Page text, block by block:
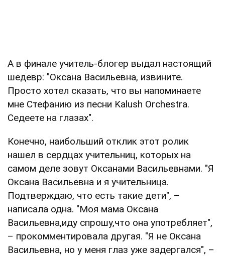
А в финале учитель-блогер выдал настоящий
шедевр: "Оксана Васильевна, извините.
Просто хотел сказать, что вы напоминаете
мне Стефанию из песни Kalush Orchestra.
Седеете на глазах".
Конечно, наибольший отклик этот ролик
нашел в сердцах учительниц, которых на
самом деле зовут Оксанами Васильевнами. "Я
Оксана Васильевна и я учительница.
Подтверждаю, что есть такие дети", –
написала одна. "Моя мама Оксана
Васильевна,иду спрошу,что она употребляет",
– прокомментировала другая. "Я не Оксана
Васильевна, но у меня глаз уже задергался", –